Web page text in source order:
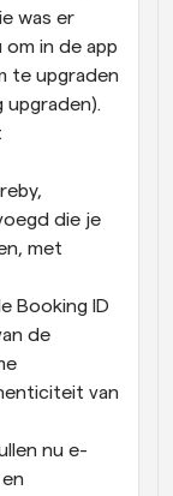
was er
in de app
te upgraden
upgraden).
die je
met
Booking ID
de
van
nu e-